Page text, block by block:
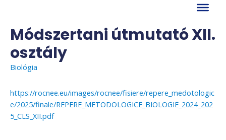
contentMódszertani útmutató XII.
osztály
Biológia
https://rocnee.eu/images/rocnee/fisiere/repere_medotologic
e/2025/finale/REPERE_METODOLOGICE_BIOLOGIE_2024_202
5_CLS_XII.pdf